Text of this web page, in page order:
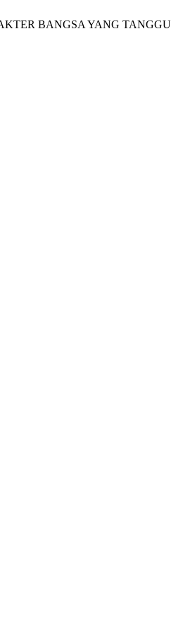
BANGSA YANG